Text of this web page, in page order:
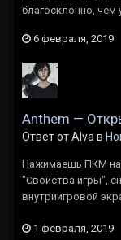
благосклонно, чем
6 февраля, 2019
Anthem —
Ответ от Alva в
Нажимаешь ПКМ на
"Свойства игры",
внутриигровой
1 февраля, 2019